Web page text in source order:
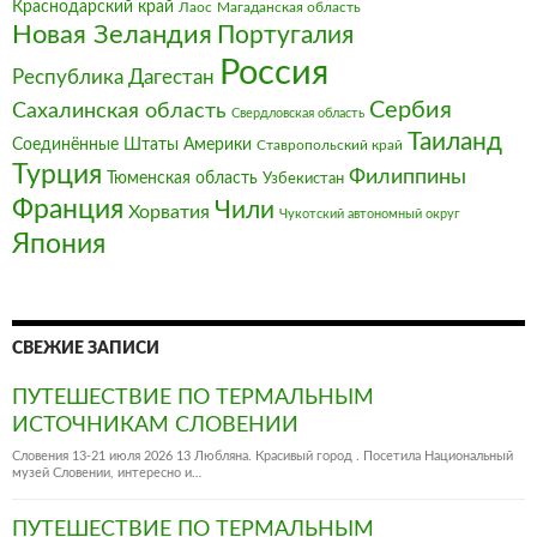
Краснодарский край Лаос Магаданская область
Новая Зеландия Португалия
Республика Дагестан Россия
Сахалинская область Свердловская область Сербия
Соединённые Штаты Америки Ставропольский край Таиланд
Турция Тюменская область Узбекистан Филиппины
Франция‎ Хорватия Чили Чукотский автономный округ
Япония
СВЕЖИЕ ЗАПИСИ
ПУТЕШЕСТВИЕ ПО ТЕРМАЛЬНЫМ
ИСТОЧНИКАМ СЛОВЕНИИ
Словения 13-21 июля 2026 13 Любляна. Красивый город . Посетила Национальный
музей Словении, интересно и…
ПУТЕШЕСТВИЕ ПО ТЕРМАЛЬНЫМ